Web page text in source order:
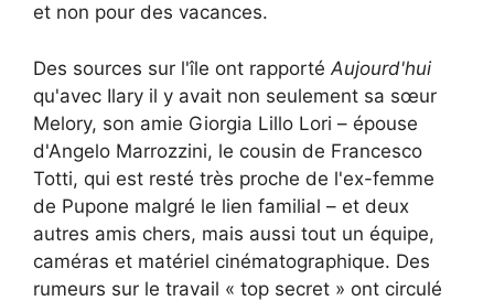
et non pour des vacances.
Des sources sur l'île ont rapporté Aujourd'hui
qu'avec Ilary il y avait non seulement sa sœur
Melory, son amie Giorgia Lillo Lori – épouse
d'Angelo Marrozzini, le cousin de Francesco
Totti, qui est resté très proche de l'ex-femme
de Pupone malgré le lien familial – et deux
autres amis chers, mais aussi tout un équipe,
caméras et matériel cinématographique. Des
rumeurs sur le travail « top secret » ont circulé